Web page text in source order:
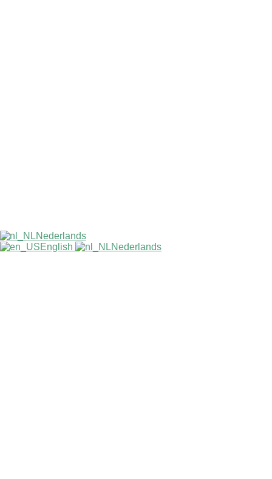
Nederlands
English
Nederlands